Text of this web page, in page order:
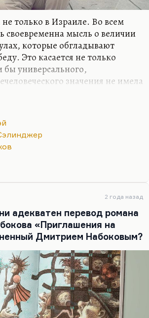
не только в Израиле. Во всем
своевременна мысль о величии
которые обгладывают
Это касается не только
универсального,
значения не имела
бы такого восторга.
вещь? «Старик и море» написан
переживал
гениальности. Все остальное,
время, не годилось никуда.
которые так любила
получилась
там есть…
2 года назад
адекватен перевод романа
«Приглашения на
Дмитрием Набоковым?